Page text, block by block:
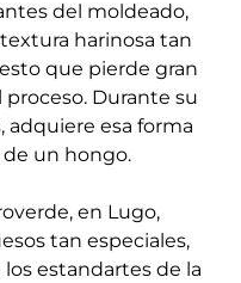
del moldeado,
harinosa tan
que pierde gran
Durante su
adquiere esa forma
un hongo.
en Lugo,
tan especiales,
estandartes de la